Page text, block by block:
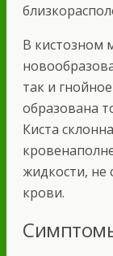
В кистозном
так и
образована
Киста
жидкости,
крови.